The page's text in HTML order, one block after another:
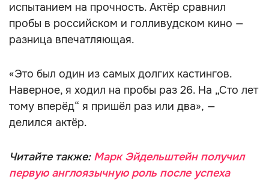
испытанием на прочность. Актёр сравнил
пробы в российском и голливудском кино —
разница впечатляющая.
«Это был один из самых долгих кастингов.
Наверное, я ходил на пробы раз 26. На „Сто лет
тому вперёд“ я пришёл раз или два», —
делился актёр.
Читайте также: Марк Эйдельштейн получил
первую англоязычную роль после успеха